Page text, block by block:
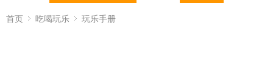
首页 吃喝玩乐 玩乐手册